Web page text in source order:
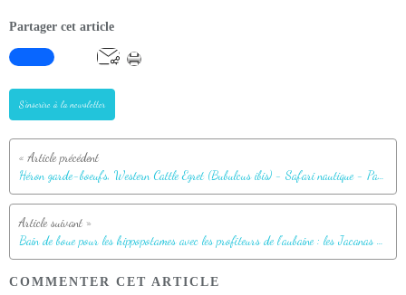
Partager cet article
S'inscrire à la newsletter
Héron garde-boeufs, Western Cattle Egret (Bubulcus ibis) - Safari nautique - Parc National de Chobe - Botswana
Bain de boue pour les hippopotames avec les profiteurs de l'aubaine : les Jacanas dorés et les Chevaliers Guignettes - Safari nautique - Parc National de Chobe - Botswana
COMMENTER CET ARTICLE